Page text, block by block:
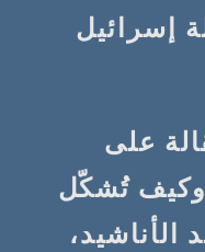
إسرائيل
على
وكيف تُشكّل